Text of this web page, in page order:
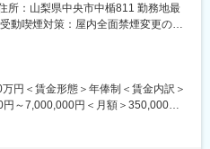
の企業様においても様々な業界（化
・自動車・電機など）の研究施設に
度を発売しており、業界No.1 の開発
受けながら評価やデータ整理、改善
きます。業務を通じて経験を積み、
、製品の量産立上げに関わる中核メ
ことを期待しています。その過程
ランスを意識した課題解決力を身に
には、新製品開発の初期検討から関
所：山梨県中央市中楯811 勤務地最
動喫煙対策：屋内全面禁煙変更の範
円＜賃金形態＞年俸制＜賃金内訳＞
～7,000,000円＜月額＞350,000円